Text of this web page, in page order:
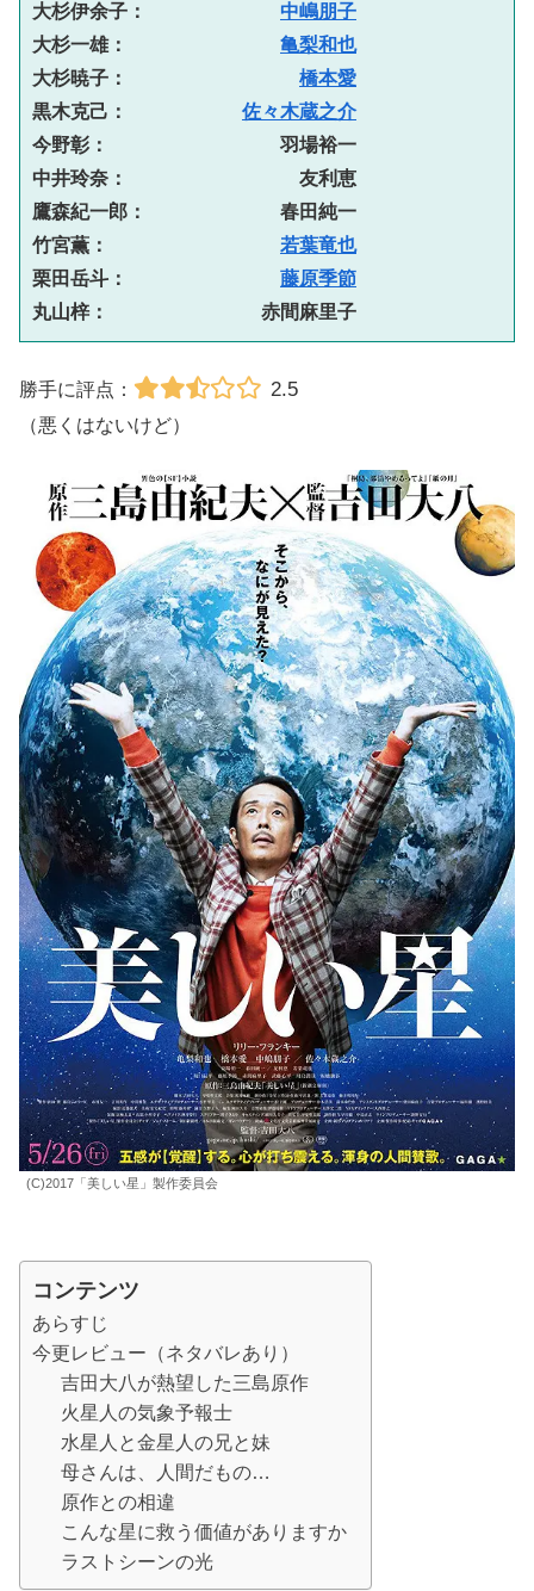
大杉伊余子： 中嶋朋子
大杉一雄： 亀梨和也
大杉暁子： 橋本愛
黒木克己： 佐々木蔵之介
今野彰：　　　　　　　　　羽場裕一
中井玲奈：　　　　　　　　　友利恵
鷹森紀一郎：　　　　　　　春田純一
竹宮薫： 若葉竜也
栗田岳斗： 藤原季節
丸山梓：　　　　　　　　赤間麻里子
勝手に評点： 2.5
（悪くはないけど）
(C)2017「美しい星」製作委員会
コンテンツ
あらすじ
今更レビュー（ネタバレあり）
吉田大八が熱望した三島原作
火星人の気象予報士
水星人と金星人の兄と妹
母さんは、人間だもの…
原作との相違
こんな星に救う価値がありますか
ラストシーンの光